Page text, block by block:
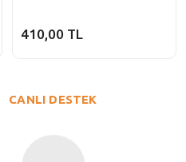
410,00 TL
CANLI DESTEK